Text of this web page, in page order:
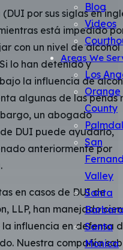
Blog
Videos
Areas We
Los
Orange
County
San
Valley
Santa
Santa
Monica
por sus siglas en
está impedido
con un nivel de alcohol
lo han detenido y
la influencia de
algunas de las penas
un abogado
DUI puede ayudarlo,
anteriormente por
en casos de DUI de
LLP, han manejado
influencia en defensa
Nuestra compañía